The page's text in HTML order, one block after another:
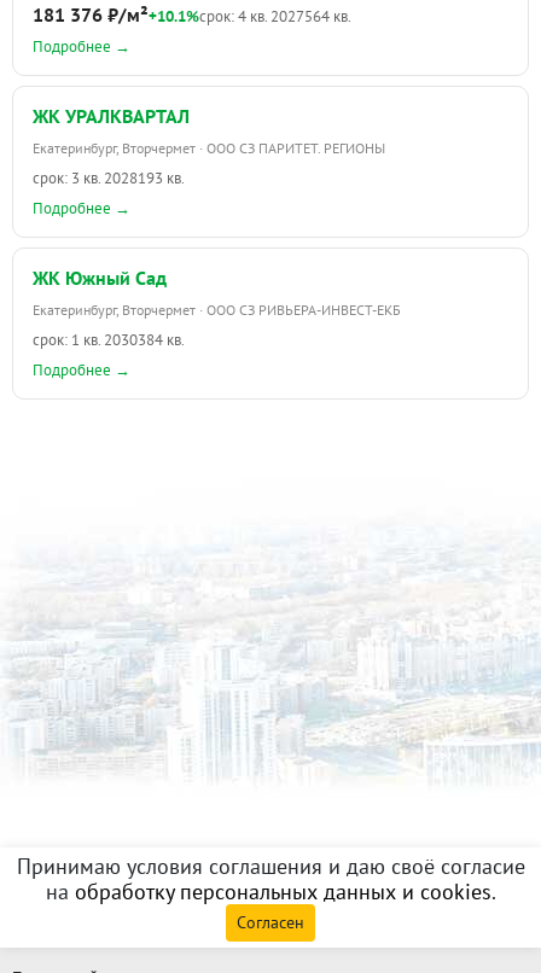
181 376 ₽/м²+10.1%срок: 4 кв. 2027564 кв.
Подробнее →
ЖК УРАЛКВАРТАЛ
Екатеринбург, Вторчермет · ООО СЗ ПАРИТЕТ. РЕГИОНЫ
срок: 3 кв. 2028193 кв.
Подробнее →
ЖК Южный Сад
Екатеринбург, Вторчермет · ООО СЗ РИВЬЕРА-ИНВЕСТ-ЕКБ
срок: 1 кв. 2030384 кв.
Подробнее →
Принимаю условия соглашения и даю своё согласие
на обработку персональных данных и cookies.
Согласен